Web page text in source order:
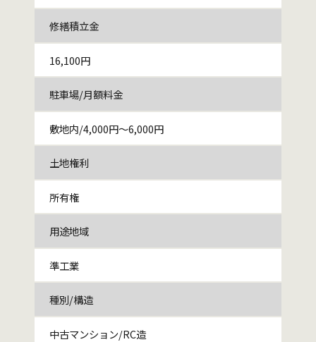
修繕積立金
16,100円
駐車場/月額料金
敷地内/4,000円～6,000円
土地権利
所有権
用途地域
準工業
種別/構造
中古マンション/RC造